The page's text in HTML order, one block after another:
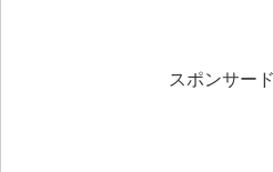
スポンサー